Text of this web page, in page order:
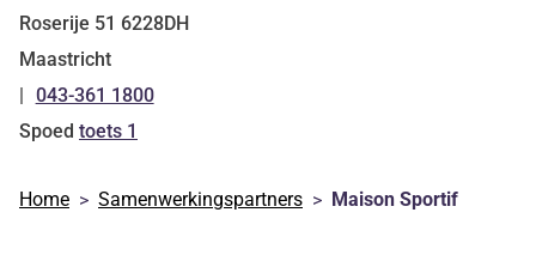
Roserije 51 6228DH
Maastricht
Tel:
043-361 1800
Spoed toets 1
Home Samenwerkingspartners Maison Sportif